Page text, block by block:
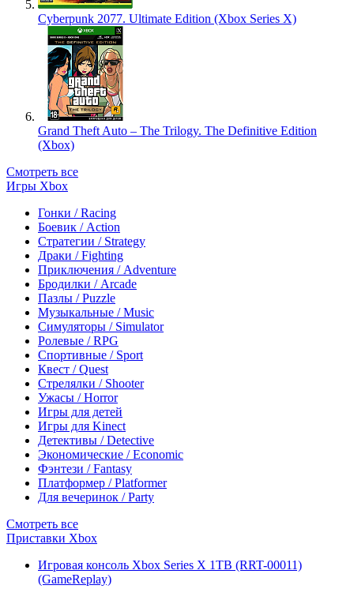
Cyberpunk 2077. Ultimate Edition (Xbox Series X)
Grand Theft Auto – The Trilogy. The Definitive Edition
(Xbox)
Смотреть все
Игры Xbox
Гонки / Racing
Боевик / Action
Стратегии / Strategy
Драки / Fighting
Приключения / Adventure
Бродилки / Arcade
Пазлы / Puzzle
Музыкальные / Music
Симуляторы / Simulator
Ролевые / RPG
Спортивные / Sport
Квест / Quest
Стрелялки / Shooter
Ужасы / Horror
Игры для детей
Игры для Kinect
Детективы / Detective
Экономические / Economic
Фэнтези / Fantasy
Платформер / Platformer
Для вечеринок / Party
Смотреть все
Приставки Xbox
Игровая консоль Xbox Series X 1TB (RRT-00011)
(GameReplay)